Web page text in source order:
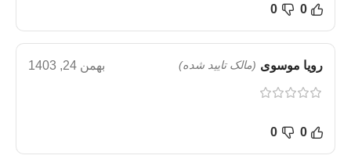
0
0
رویا موسوی (مالک تایید شده) بهمن 24, 1403
0
0